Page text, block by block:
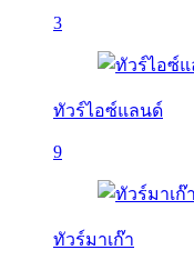
3
ทัวร์ไอซ์แลนด์
9
ทัวร์มาเก๊า